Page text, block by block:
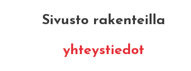
Sivusto rakenteilla
yhteystiedot